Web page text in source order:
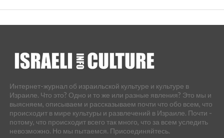
Интернет-журнал об израильской культуре и культуре в
Израиле. Что это? Одно и то же или разные явления? Это мы и
выясняем, описываем и рассказываем почти что обо всем, что
происходит в мире культуры и развлечений в Израиле. Почти -
потому, что происходит всего так много, что за всем уследить
невозможно. Но мы пытаемся. Присоединяйтесь.